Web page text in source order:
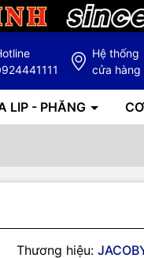
Hệ thống
cửa hàng
LIP - PHĂNG
Thương hiệu: